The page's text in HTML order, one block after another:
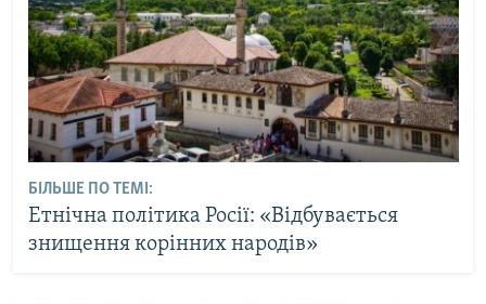
БІЛЬШЕ ПО ТЕМІ:
Етнічна політика Росії: «Відбувається
знищення корінних народів»